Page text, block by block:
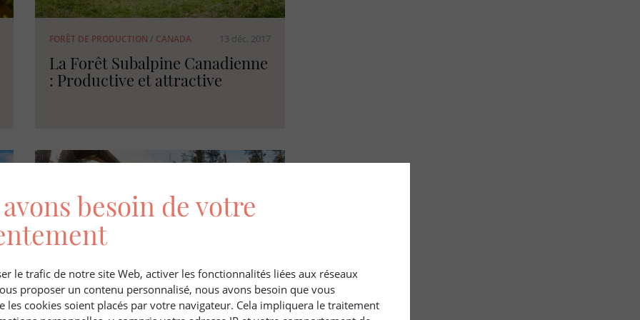
FORÊT DE PRODUCTION / CANADA 13 déc. 2017
La Forêt Subalpine Canadienne
: Productive et attractive
FRANCE/ ASSURANCES 1 mars 2018
besoin de votre
le trafic de notre site Web, activer les fonctionnalités liées aux réseaux
proposer un contenu personnalisé, nous avons besoin que vous
les cookies soient placés par votre navigateur. Cela impliquera le traitement